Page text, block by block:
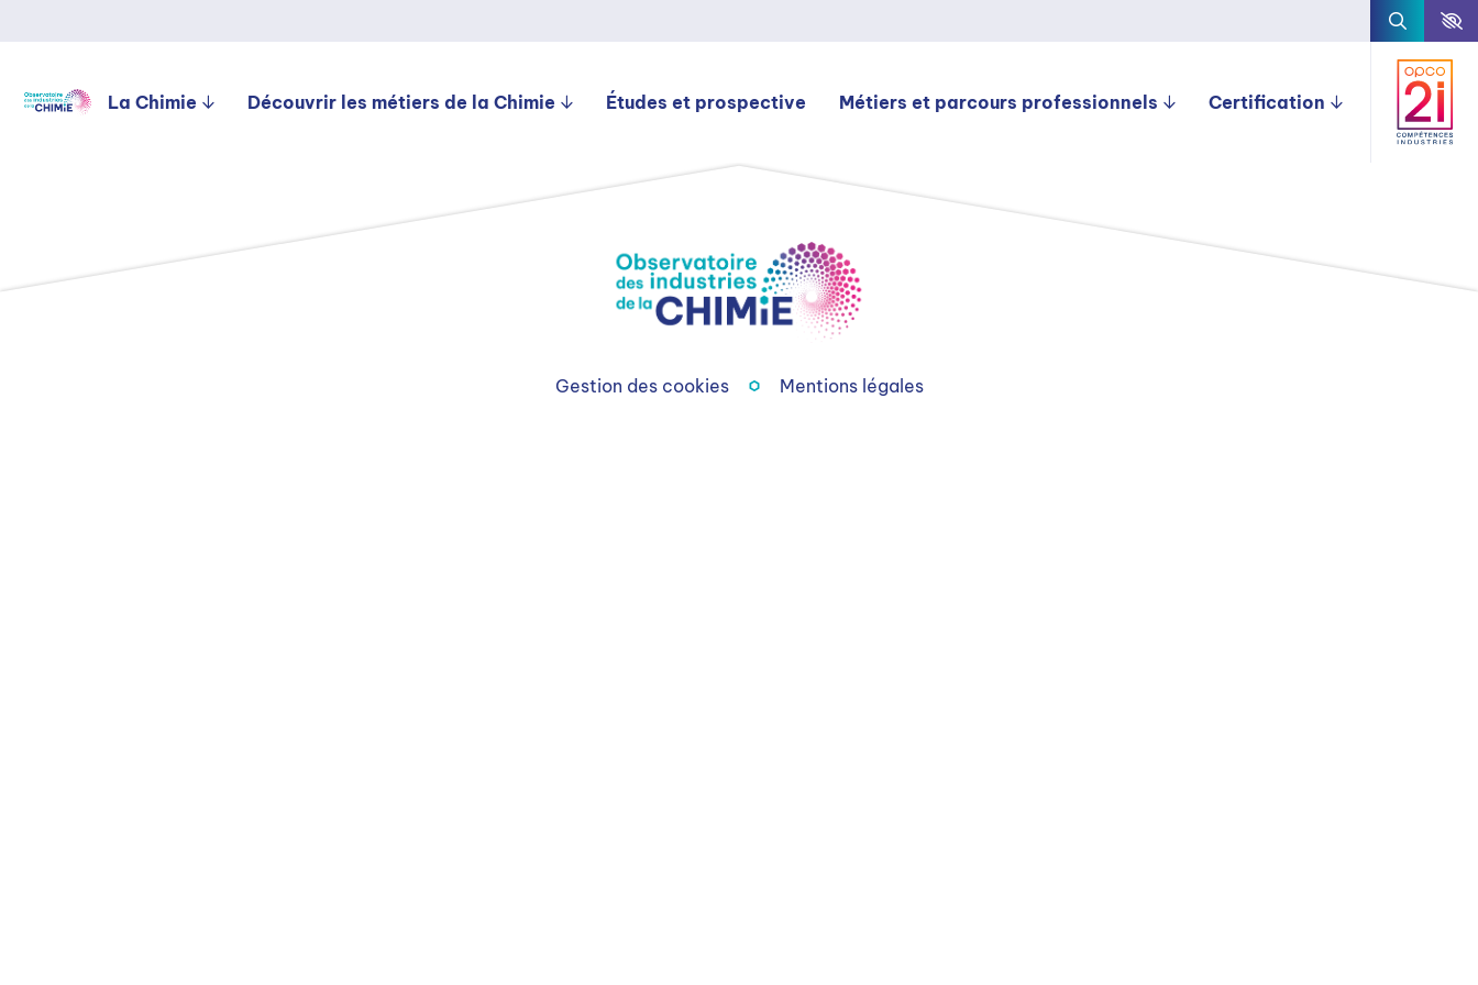
La Chimie Découvrir les métiers de la Chimie Études et prospective Métiers et parcours professionnels Certification
Gestion des cookies Mentions légales